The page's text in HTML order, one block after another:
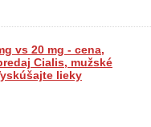
vs 20 mg - cena,
Cialis, mužské
lieky